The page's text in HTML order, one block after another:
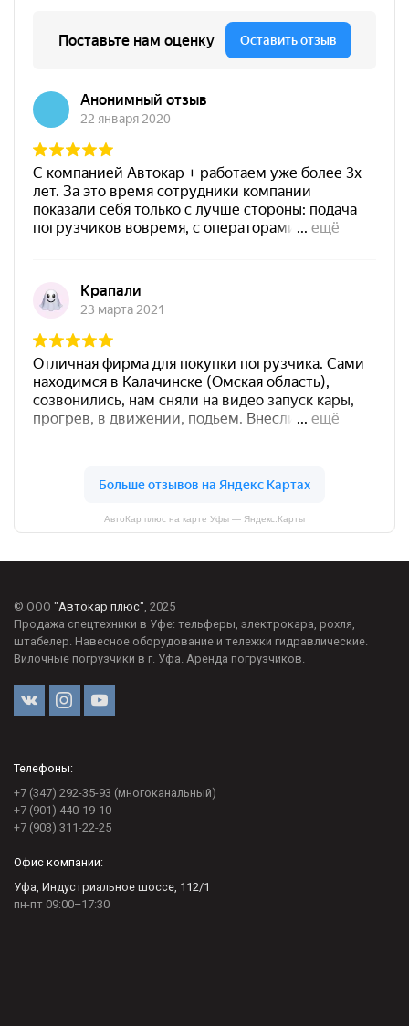
АвтоКар плюс на карте Уфы — Яндекс.Карты
© ООО "Автокар плюс", 2025
Продажа спецтехники в Уфе: тельферы, электрокара, рохля,
штабелер. Навесное оборудование и тележки гидравлические.
Вилочные погрузчики в г. Уфа. Аренда погрузчиков.
Телефоны:
+7 (347) 292-35-93 (многоканальный)
+7 (901) 440-19-10
+7 (903) 311-22-25
Офис компании:
Уфа, Индустриальное шоссе, 112/1
пн-пт 09:00–17:30